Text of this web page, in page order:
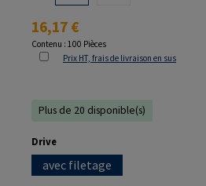
Prix régulier :
16,17 €
Contenu : 100 Pièces
Prix HT, frais de livraison en sus
Plus de 20 disponible(s)
Sélectionnez
Drive
avec filetage